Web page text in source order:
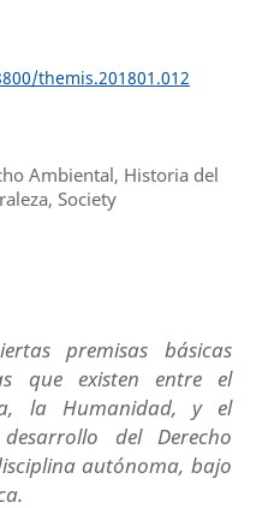
themis.201801.012
Ambiental, Historia del
Society
premisas básicas
que existen entre el
la Humanidad, y el
del Derecho
autónoma, bajo